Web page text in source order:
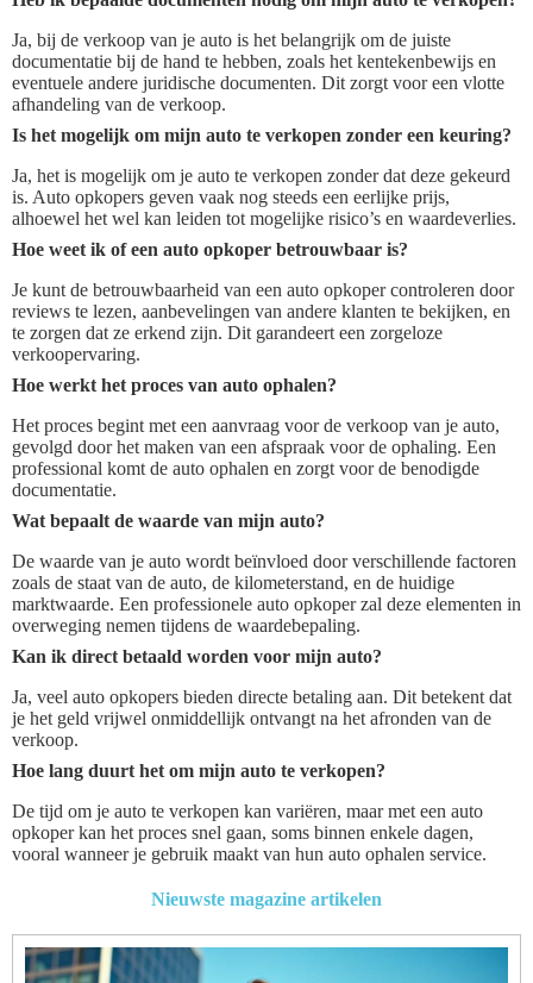
Ja, bij de verkoop van je auto is het belangrijk om de juiste
documentatie bij de hand te hebben, zoals het kentekenbewijs en
eventuele andere juridische documenten. Dit zorgt voor een vlotte
afhandeling van de verkoop.
Is het mogelijk om mijn auto te verkopen zonder een keuring?
Ja, het is mogelijk om je auto te verkopen zonder dat deze gekeurd
is. Auto opkopers geven vaak nog steeds een eerlijke prijs,
alhoewel het wel kan leiden tot mogelijke risico’s en waardeverlies.
Hoe weet ik of een auto opkoper betrouwbaar is?
Je kunt de betrouwbaarheid van een auto opkoper controleren door
reviews te lezen, aanbevelingen van andere klanten te bekijken, en
te zorgen dat ze erkend zijn. Dit garandeert een zorgeloze
verkoopervaring.
Hoe werkt het proces van auto ophalen?
Het proces begint met een aanvraag voor de verkoop van je auto,
gevolgd door het maken van een afspraak voor de ophaling. Een
professional komt de auto ophalen en zorgt voor de benodigde
documentatie.
Wat bepaalt de waarde van mijn auto?
De waarde van je auto wordt beïnvloed door verschillende factoren
zoals de staat van de auto, de kilometerstand, en de huidige
marktwaarde. Een professionele auto opkoper zal deze elementen in
overweging nemen tijdens de waardebepaling.
Kan ik direct betaald worden voor mijn auto?
Ja, veel auto opkopers bieden directe betaling aan. Dit betekent dat
je het geld vrijwel onmiddellijk ontvangt na het afronden van de
verkoop.
Hoe lang duurt het om mijn auto te verkopen?
De tijd om je auto te verkopen kan variëren, maar met een auto
opkoper kan het proces snel gaan, soms binnen enkele dagen,
vooral wanneer je gebruik maakt van hun auto ophalen service.
Nieuwste magazine artikelen